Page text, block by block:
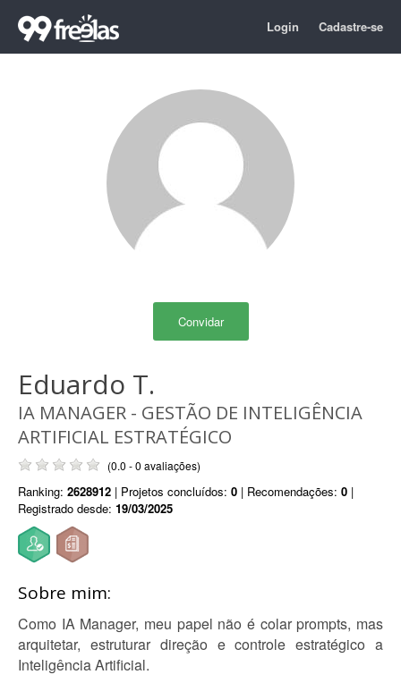
Login Cadastre-se
Convidar
Eduardo T.
IA MANAGER - GESTÃO DE INTELIGÊNCIA
ARTIFICIAL ESTRATÉGICO
(0.0 - 0 avaliações)
Ranking: 2628912 | Projetos concluídos: 0 | Recomendações: 0 |
Registrado desde: 19/03/2025
Sobre mim:
Como IA Manager, meu papel não é colar prompts, mas
arquitetar, estruturar direção e controle estratégico a
Inteligência Artificial.